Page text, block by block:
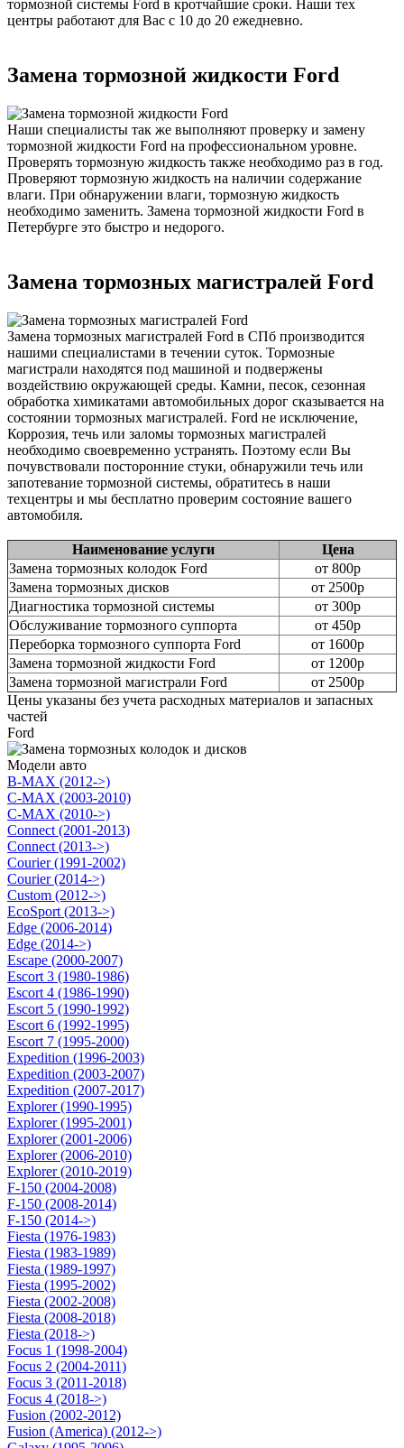
тормозной системы Ford в кротчайшие сроки. Наши тех
центры работают для Вас с 10 до 20 ежедневно.
Замена тормозной жидкости Ford
Наши специалисты так же выполняют проверку и замену
тормозной жидкости Ford на профессиональном уровне.
Проверять тормозную жидкость также необходимо раз в год.
Проверяют тормозную жидкость на наличии содержание
влаги. При обнаружении влаги, тормозную жидкость
необходимо заменить. Замена тормозной жидкости Ford в
Петербурге это быстро и недорого.
Замена тормозных магистралей Ford
Замена тормозных магистралей Ford в СПб производится
нашими специалистами в течении суток. Тормозные
магистрали находятся под машиной и подвержены
воздействию окружающей среды. Камни, песок, сезонная
обработка химикатами автомобильных дорог сказывается на
состоянии тормозных магистралей. Ford не исключение,
Коррозия, течь или заломы тормозных магистралей
необходимо своевременно устранять. Поэтому если Вы
почувствовали посторонние стуки, обнаружили течь или
запотевание тормозной системы, обратитесь в наши
техцентры и мы бесплатно проверим состояние вашего
автомобиля.
Наименование услуги
Цена
Замена тормозных колодок Ford
от 800р
Замена тормозных дисков
от 2500р
Диагностика тормозной системы
от 300р
Обслуживание тормозного суппорта
от 450р
Переборка тормозного суппорта Ford
от 1600р
Замена тормозной жидкости Ford
от 1200р
Замена тормозной магистрали Ford
от 2500р
Цены указаны без учета расходных материалов и запасных
частей
Ford
Модели авто
B-MAX (2012->)
C-MAX (2003-2010)
C-MAX (2010->)
Connect (2001-2013)
Connect (2013->)
Courier (1991-2002)
Courier (2014->)
Custom (2012->)
EcoSport (2013->)
Edge (2006-2014)
Edge (2014->)
Escape (2000-2007)
Escort 3 (1980-1986)
Escort 4 (1986-1990)
Escort 5 (1990-1992)
Escort 6 (1992-1995)
Escort 7 (1995-2000)
Expedition (1996-2003)
Expedition (2003-2007)
Expedition (2007-2017)
Explorer (1990-1995)
Explorer (1995-2001)
Explorer (2001-2006)
Explorer (2006-2010)
Explorer (2010-2019)
F-150 (2004-2008)
F-150 (2008-2014)
F-150 (2014->)
Fiesta (1976-1983)
Fiesta (1983-1989)
Fiesta (1989-1997)
Fiesta (1995-2002)
Fiesta (2002-2008)
Fiesta (2008-2018)
Fiesta (2018->)
Focus 1 (1998-2004)
Focus 2 (2004-2011)
Focus 3 (2011-2018)
Focus 4 (2018->)
Fusion (2002-2012)
Fusion (America) (2012->)